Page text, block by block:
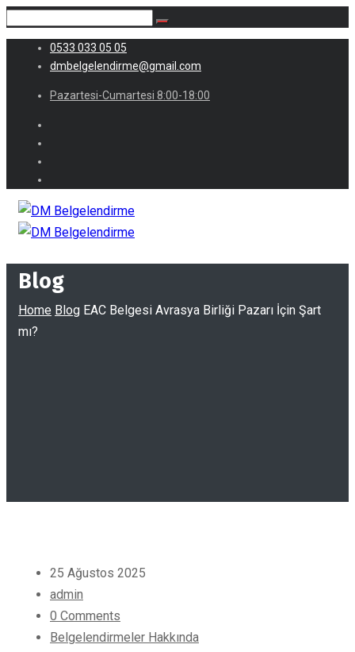
0533 033 05 05
dmbelgelendirme@gmail.com
Pazartesi-Cumartesi 8:00-18:00
Blog
Home Blog EAC Belgesi Avrasya Birliği Pazarı İçin Şart
mı?
25 Ağustos 2025
admin
0 Comments
Belgelendirmeler Hakkında